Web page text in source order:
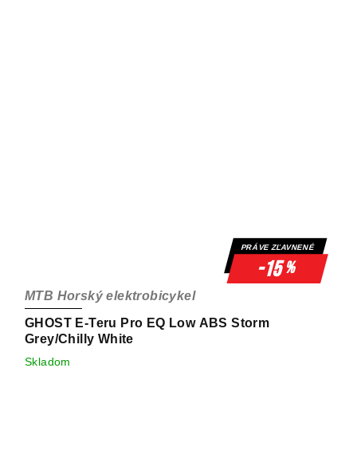
PRÁVE ZĽAVNENÉ
-15%
GHOST E-Teru Pro EQ Low ABS Storm
Grey/Chilly White
MTB Horský elektrobicykel
Skladom